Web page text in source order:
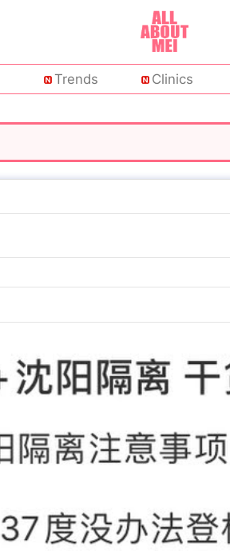
Trends Clinics